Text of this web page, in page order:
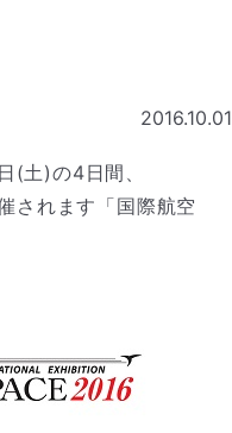
2016.10.01
(土)の4日間、
されます「国際航空